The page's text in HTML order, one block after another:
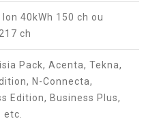
40kWh 150 ch ou
ch
Pack, Acenta, Tekna,
N-Connecta,
Edition, Business Plus,
etc.